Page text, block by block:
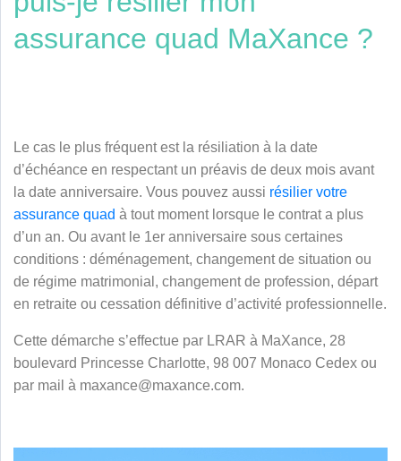
assurance quad MaXance ?
Le cas le plus fréquent est la résiliation à la date
d’échéance en respectant un préavis de deux mois avant
la date anniversaire. Vous pouvez aussi résilier votre
assurance quad à tout moment lorsque le contrat a plus
d’un an. Ou avant le 1er anniversaire sous certaines
conditions : déménagement, changement de situation ou
de régime matrimonial, changement de profession, départ
en retraite ou cessation définitive d’activité professionnelle.
Cette démarche s’effectue par LRAR à MaXance, 28
boulevard Princesse Charlotte, 98 007 Monaco Cedex ou
par mail à maxance@maxance.com.